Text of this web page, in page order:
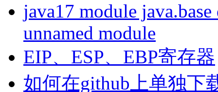
java17 module
unnamed module
EIP、ESP、EBP寄存器
如何在github上单独下